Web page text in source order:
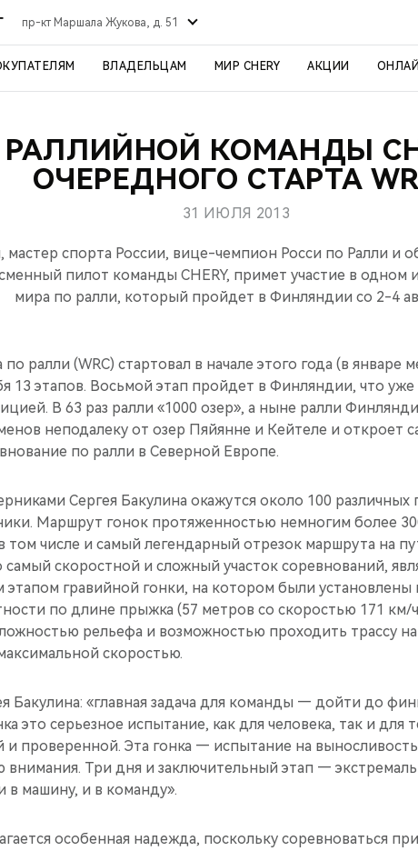
пр-кт Маршала Жукова, д. 51
ВЛАДЕЛЬЦАМ МИР CHERY АКЦИИ
КОМАНДЫ
ОЧЕРЕДНОГО СТАРТА
31 ИЮЛЯ 2013
мастер спорта России, вице-чемпион Росси по Ралли и
пилот команды CHERY, примет участие в одном
мира по ралли, который пройдет в Финляндии со 2-4
ралли (WRC) стартовал в начале этого года (в январе
13 этапов. Восьмой этап пройдет в Финляндии, что
В 63 раз ралли «1000 озер», а ныне ралли
неподалеку от озер Пяйянне и Кейтеле и откроет
по ралли в Северной Европе.
Сергея Бакулина окажутся около 100
Маршрут гонок протяженностью немногим более
в том числе и самый легендарный отрезок маршрута на
самый скоростной и сложный участок соревнований,
этапом гравийной гонки, на котором были
по длине прыжка (57 метров со скоростью 171 км/
рельефа и возможностью проходить трассу
скоростью.
Бакулина: «главная задача для команды — дойти до
это серьезное испытание, как для человека, так и для
и проверенной. Эта гонка — испытание на
Три дня и заключительный этап —
в машину, и в команду».
особенная надежда, поскольку соревноваться